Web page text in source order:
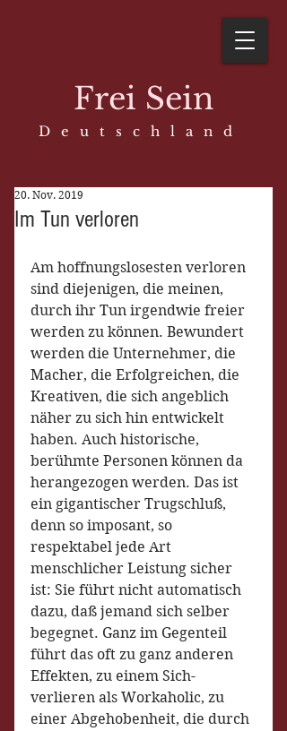
Frei Sein
D e u t s c h l a n d
Im Tun verloren
20. Nov. 2019
Am hoffnungslosesten verloren
sind diejenigen, die meinen,
durch ihr Tun irgendwie freier
werden zu können. Bewundert
werden die Unternehmer, die
Macher, die Erfolgreichen, die
Kreativen, die sich angeblich
näher zu sich hin entwickelt
haben. Auch historische,
berühmte Personen können da
herangezogen werden. Das ist
ein gigantischer Trugschluß,
denn so imposant, so
respektabel jede Art
menschlicher Leistung sicher
ist: Sie führt nicht automatisch
dazu, daß jemand sich selber
begegnet. Ganz im Gegenteil
führt das oft zu ganz anderen
Effekten, zu einem Sich-
verlieren als Workaholic, zu
einer Abgehobenheit, die durch